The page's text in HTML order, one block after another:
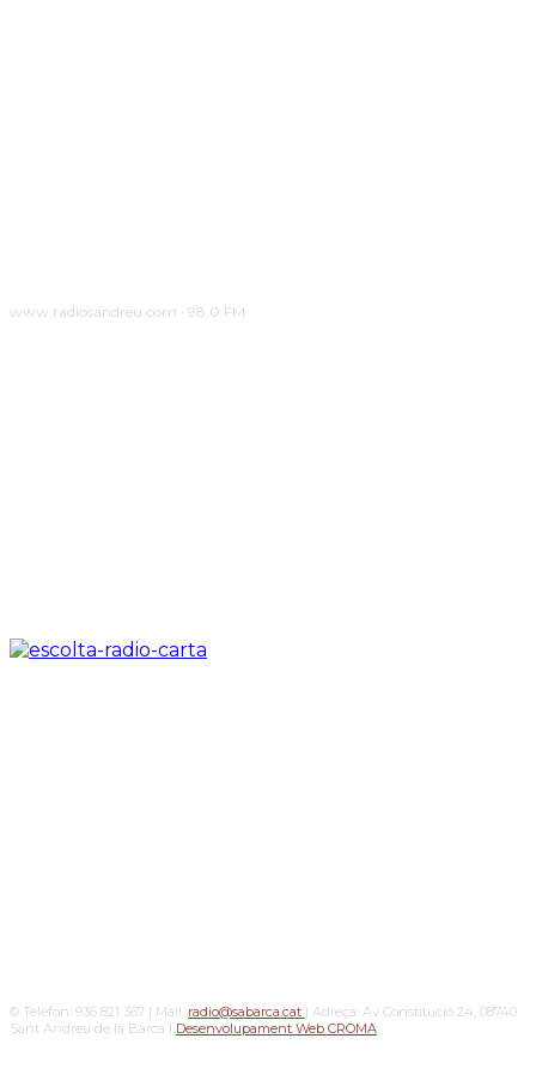
www.radiosandreu.com · 98.0 FM
© Telèfon: 936 821 367 | Mail: radio@sabarca.cat | Adreça: Av Constitució 24, 08740
Sant Andreu de la Barca | Desenvolupament Web CROMA